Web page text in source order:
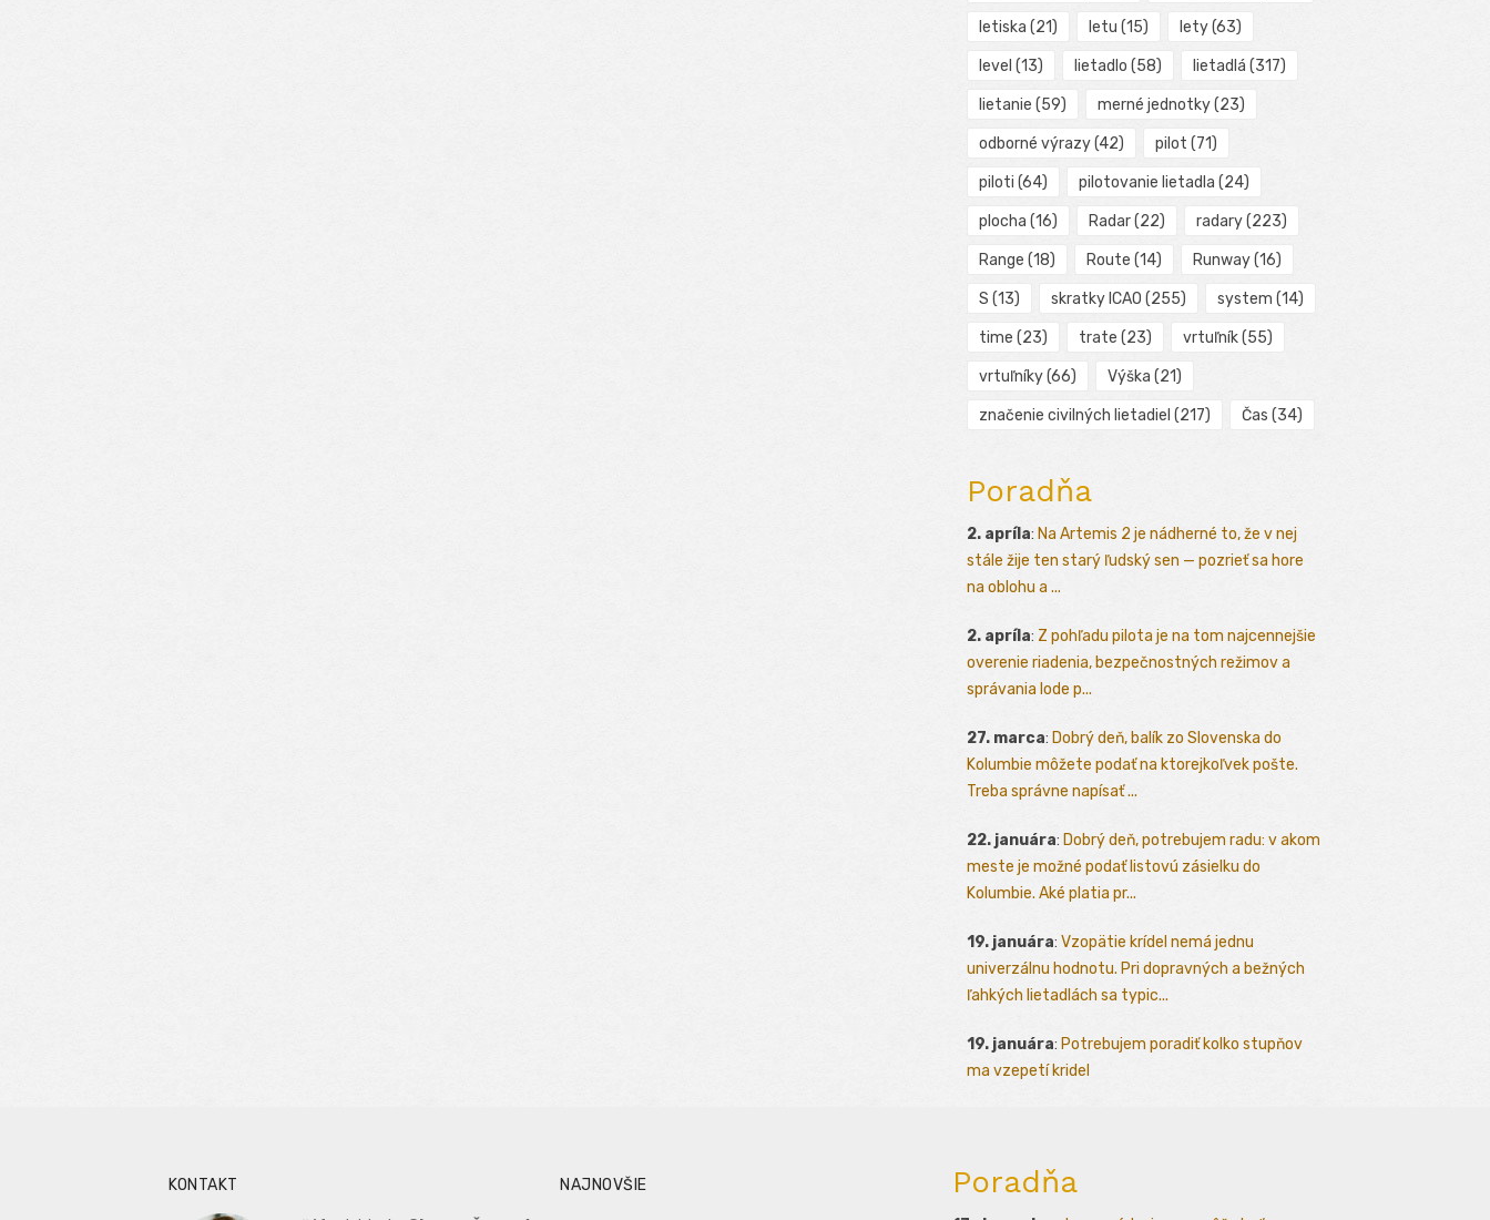
letiska (21) letu (15) lety(63)
level (13) lietadlo (58) lietadlá (317)
lietanie (59) merné jednotky(23)
odborné výrazy(42) pilot (71)
piloti (64) pilotovanie lietadla (24)
plocha (16) Radar(22) radary(223)
Range (18) Route (14) Runway(16)
S (13) skratky ICAO (255) system (14)
time (23) trate (23) vrtuľník(55)
vrtuľníky(66) Výška (21)
značenie civilných lietadiel (217) Čas (34)
Poradňa
2. apríla: Na Artemis 2 je nádherné to, že v nej
stále žije ten starý ľudský sen — pozrieť sa hore
na oblohu a ...
2. apríla: Z pohľadu pilota je na tom najcennejšie
overenie riadenia, bezpečnostných režimov a
správania lode p...
27. marca: Dobrý deň, balík zo Slovenska do
Kolumbie môžete podať na ktorejkoľvek pošte.
Treba správne napísať ...
22. januára: Dobrý deň, potrebujem radu: v akom
meste je možné podať listovú zásielku do
Kolumbie. Aké platia pr...
19. januára: Vzopätie krídel nemá jednu
univerzálnu hodnotu. Pri dopravných a bežných
ľahkých lietadlách sa typic...
19. januára: Potrebujem poradiť kolko stupňov
ma vzepetí kridel
KONTAKT NAJNOVŠIE Poradňa